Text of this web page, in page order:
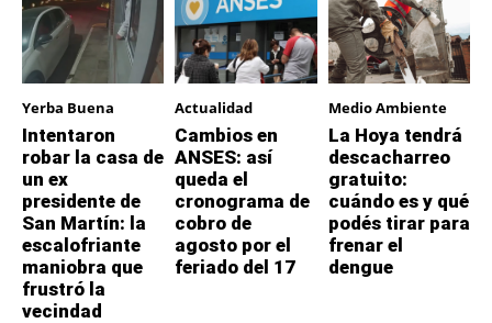
Yerba Buena
Intentaron
robar la casa de
un ex
presidente de
San Martín: la
escalofriante
maniobra que
frustró la
vecindad
Actualidad
Cambios en
ANSES: así
queda el
cronograma de
cobro de
agosto por el
feriado del 17
Medio Ambiente
La Hoya tendrá
descacharreo
gratuito:
cuándo es y qué
podés tirar para
frenar el
dengue